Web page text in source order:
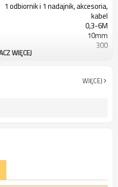
1 odbiornik i 1 nadajnik, akcesoria,
kabel
0,3-6M
10mm
300
Wyposażony w złącze M12
WIĘCEJ
WIĘCEJ